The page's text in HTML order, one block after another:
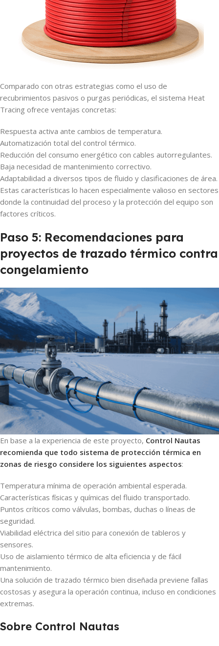
Comparado con otras estrategias como el uso de
recubrimientos pasivos o purgas periódicas, el sistema Heat
Tracing ofrece ventajas concretas:
Respuesta activa ante cambios de temperatura.
Automatización total del control térmico.
Reducción del consumo energético con cables autorregulantes.
Baja necesidad de mantenimiento correctivo.
Adaptabilidad a diversos tipos de fluido y clasificaciones de área.
Estas características lo hacen especialmente valioso en sectores
donde la continuidad del proceso y la protección del equipo son
factores críticos.
Paso 5: Recomendaciones para
proyectos de trazado térmico contra
congelamiento
En base a la experiencia de este proyecto, Control Nautas
recomienda que todo sistema de protección térmica en
zonas de riesgo considere los siguientes aspectos:
Temperatura mínima de operación ambiental esperada.
Características físicas y químicas del fluido transportado.
Puntos críticos como válvulas, bombas, duchas o líneas de
seguridad.
Viabilidad eléctrica del sitio para conexión de tableros y
sensores.
Uso de aislamiento térmico de alta eficiencia y de fácil
mantenimiento.
Una solución de trazado térmico bien diseñada previene fallas
costosas y asegura la operación continua, incluso en condiciones
extremas.
Sobre Control Nautas